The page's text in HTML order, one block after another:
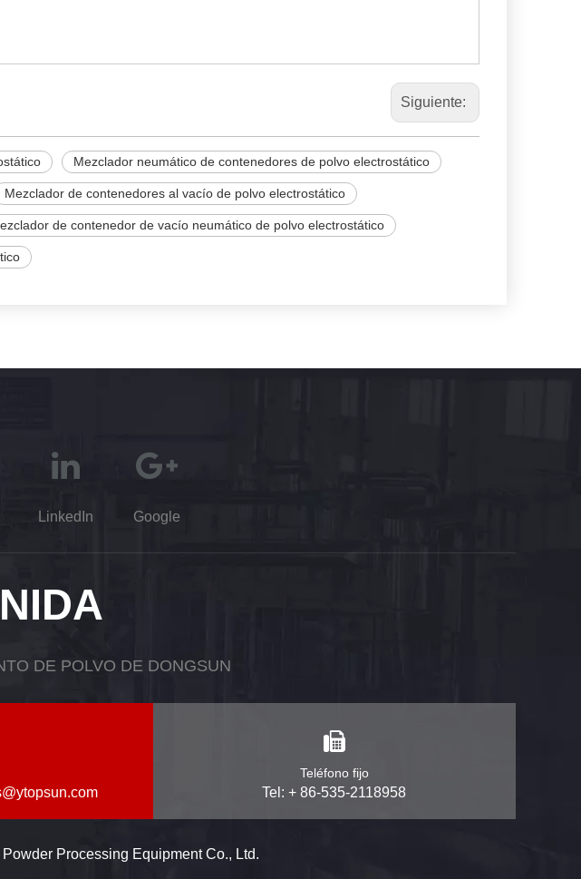
Siguiente:
Mezclador neumático de contenedores de polvo electrostático
Mezclador de contenedores al vacío de polvo electrostático
de contenedor de vacío neumático de polvo electrostático
LinkedIn Google
DE POLVO DE DONGSUN
Teléfono fijo
Tel: + 86-535-2118958
Processing Equipment Co., Ltd.